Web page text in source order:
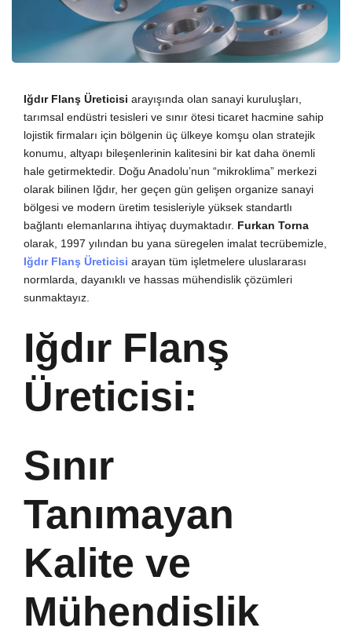
Iğdır Flanş Üreticisi arayışında olan sanayi kuruluşları,
tarımsal endüstri tesisleri ve sınır ötesi ticaret hacmine sahip
lojistik firmaları için bölgenin üç ülkeye komşu olan stratejik
konumu, altyapı bileşenlerinin kalitesini bir kat daha önemli
hale getirmektedir. Doğu Anadolu’nun “mikroklima” merkezi
olarak bilinen Iğdır, her geçen gün gelişen organize sanayi
bölgesi ve modern üretim tesisleriyle yüksek standartlı
bağlantı elemanlarına ihtiyaç duymaktadır. Furkan Torna
olarak, 1997 yılından bu yana süregelen imalat tecrübemizle,
Iğdır Flanş Üreticisi arayan tüm işletmelere uluslararası
normlarda, dayanıklı ve hassas mühendislik çözümleri
sunmaktayız.
Iğdır Flanş
Üreticisi:
Sınır
Tanımayan
Kalite ve
Mühendislik